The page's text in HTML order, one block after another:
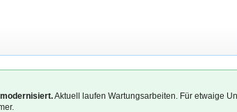
Aktuell laufen Wartungsarbeiten. Für etwaige